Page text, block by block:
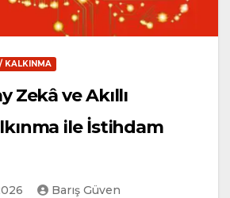
KALKINMA
Zekâ ve Akıllı
ile İstihdam
Barış Güven